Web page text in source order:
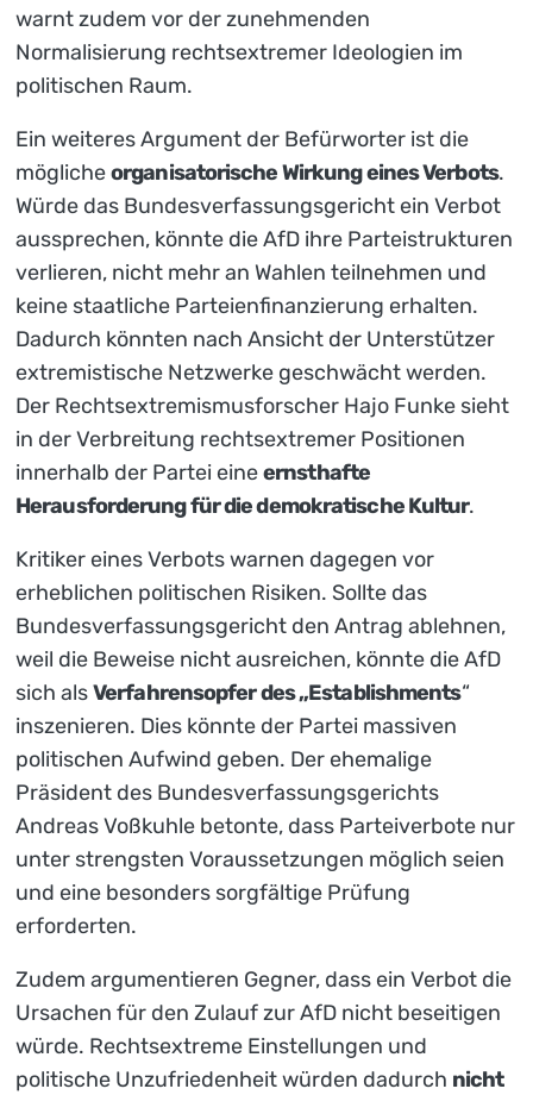
warnt zudem vor der zunehmenden
Normalisierung rechtsextremer Ideologien im
politischen Raum.
Ein weiteres Argument der Befürworter ist die
möglicheorganisatorische Wirkung eines Verbots.
Würde das Bundesverfassungsgericht ein Verbot
aussprechen, könnte die AfD ihre Parteistrukturen
verlieren, nicht mehr an Wahlen teilnehmen und
keine staatliche Parteienfinanzierung erhalten.
Dadurch könnten nach Ansicht der Unterstützer
extremistische Netzwerke geschwächt werden.
Der Rechtsextremismusforscher Hajo Funke sieht
in der Verbreitung rechtsextremer Positionen
innerhalb der Partei eineernsthafte
Herausforderung für die demokratische Kultur.
Kritiker eines Verbots warnen dagegen vor
erheblichen politischen Risiken. Sollte das
Bundesverfassungsgericht den Antrag ablehnen,
weil die Beweise nicht ausreichen, könnte die AfD
sich alsVerfahrensopfer des „Establishments“
inszenieren. Dies könnte der Partei massiven
politischen Aufwind geben. Der ehemalige
Präsident des Bundesverfassungsgerichts
Andreas Voßkuhle betonte, dass Parteiverbote nur
unter strengsten Voraussetzungen möglich seien
und eine besonders sorgfältige Prüfung
erforderten.
Zudem argumentieren Gegner, dass ein Verbot die
Ursachen für den Zulauf zur AfD nicht beseitigen
würde. Rechtsextreme Einstellungen und
politische Unzufriedenheit würden dadurch nicht